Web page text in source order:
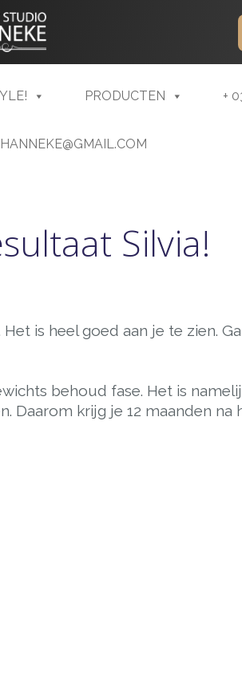
PRODUCTEN +
Silvia!
is heel goed aan je te zien.
behoud fase. Het is
krijg je 12 maanden na